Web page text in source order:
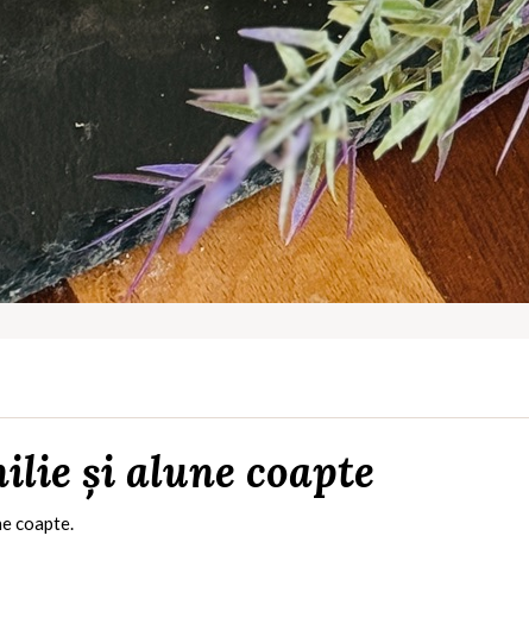
și alune coapte
coapte.